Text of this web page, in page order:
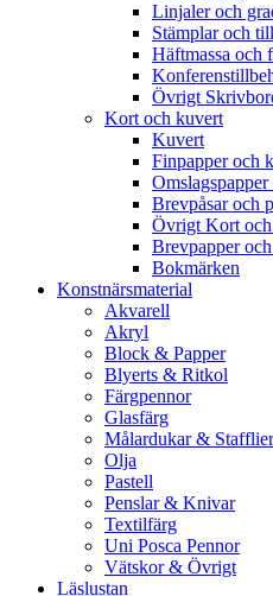
Linjaler och
Stämplar och
Häftmassa och
Övrigt
Kort och kuvert
Kuvert
Finpapper och
Brevpåsar och
Övrigt Kort
Brevpapper
Bokmärken
Konstnärsmaterial
Akvarell
Akryl
Block & Papper
Blyerts & Ritkol
Färgpennor
Glasfärg
Målardukar & Stafflier
Olja
Pastell
Penslar & Knivar
Textilfärg
Uni Posca Pennor
Vätskor & Övrigt
Läslustan